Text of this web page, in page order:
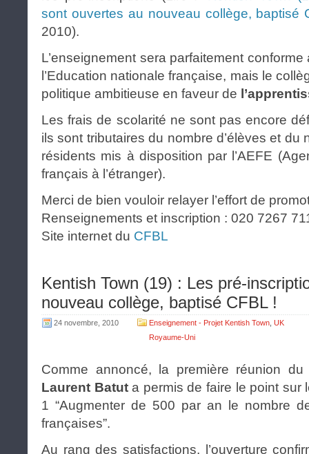
sont ouvertes au nouveau collège, baptisé
2010).
L’enseignement sera parfaitement
l’Education nationale française, mais le
politique ambitieuse en faveur de
Les frais de scolarité ne sont pas encore
ils sont tributaires du nombre d’élèves et du
résidents mis à disposition par l’AEFE
français à l’étranger).
Merci de bien vouloir relayer l’effort de
Renseignements et inscription : 020 7267
Site internet du CFBL
Kentish Town (19) : Les pré-
nouveau collège, baptisé CFBL !
24 novembre, 2010 Enseignement - Projet Kentish Town UK
Royaume-Uni
Comme annoncé, la première réunion
Laurent Batuta permis de faire le point sur
1 “Augmenter de 500 par an le nombre
françaises”.
Au rang des satisfactions, l’ouverture